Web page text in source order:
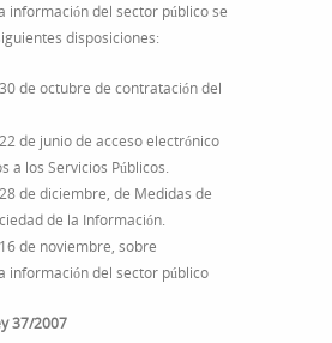
información del sector público se
disposiciones:
de octubre de contratación del
de junio de acceso electrónico
a los Servicios Públicos.
de diciembre, de Medidas de
de la Información.
de noviembre, sobre
información del sector público
37/2007